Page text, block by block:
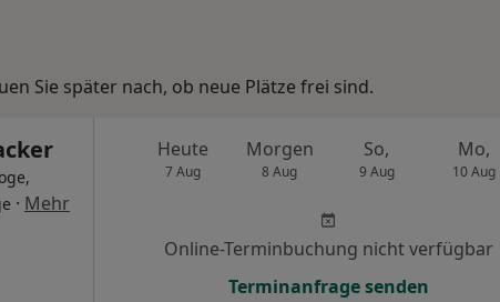
Sie später nach, ob neue Plätze frei sind.
· Mehr
Heute
7 Aug
Morgen
8 Aug
So,
9 Aug
Mo,
10 Aug
Online-Terminbuchung nicht verfügbar
Terminanfrage senden